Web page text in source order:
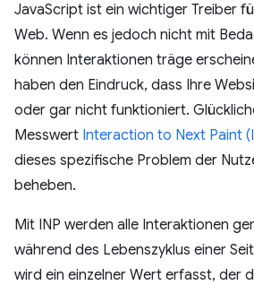
JavaScript ist ein wichtiger Treiber
Web. Wenn es jedoch nicht mit
können Interaktionen träge
haben den Eindruck, dass Ihre
oder gar nicht funktioniert.
Messwert Interaction to Next Paint
dieses spezifische Problem der
beheben.
Mit INP werden alle Interaktionen
während des Lebenszyklus einer
wird ein einzelner Wert erfasst, der